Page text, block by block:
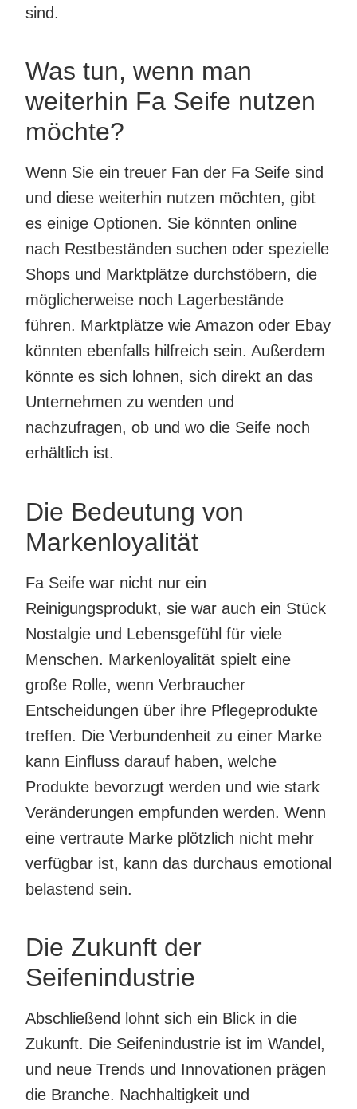
sind.
Was tun, wenn man
weiterhin Fa Seife nutzen
möchte?
Wenn Sie ein treuer Fan der Fa Seife sind
und diese weiterhin nutzen möchten, gibt
es einige Optionen. Sie könnten online
nach Restbeständen suchen oder spezielle
Shops und Marktplätze durchstöbern, die
möglicherweise noch Lagerbestände
führen. Marktplätze wie Amazon oder Ebay
könnten ebenfalls hilfreich sein. Außerdem
könnte es sich lohnen, sich direkt an das
Unternehmen zu wenden und
nachzufragen, ob und wo die Seife noch
erhältlich ist.
Die Bedeutung von
Markenloyalität
Fa Seife war nicht nur ein
Reinigungsprodukt, sie war auch ein Stück
Nostalgie und Lebensgefühl für viele
Menschen. Markenloyalität spielt eine
große Rolle, wenn Verbraucher
Entscheidungen über ihre Pflegeprodukte
treffen. Die Verbundenheit zu einer Marke
kann Einfluss darauf haben, welche
Produkte bevorzugt werden und wie stark
Veränderungen empfunden werden. Wenn
eine vertraute Marke plötzlich nicht mehr
verfügbar ist, kann das durchaus emotional
belastend sein.
Die Zukunft der
Seifenindustrie
Abschließend lohnt sich ein Blick in die
Zukunft. Die Seifenindustrie ist im Wandel,
und neue Trends und Innovationen prägen
die Branche. Nachhaltigkeit und